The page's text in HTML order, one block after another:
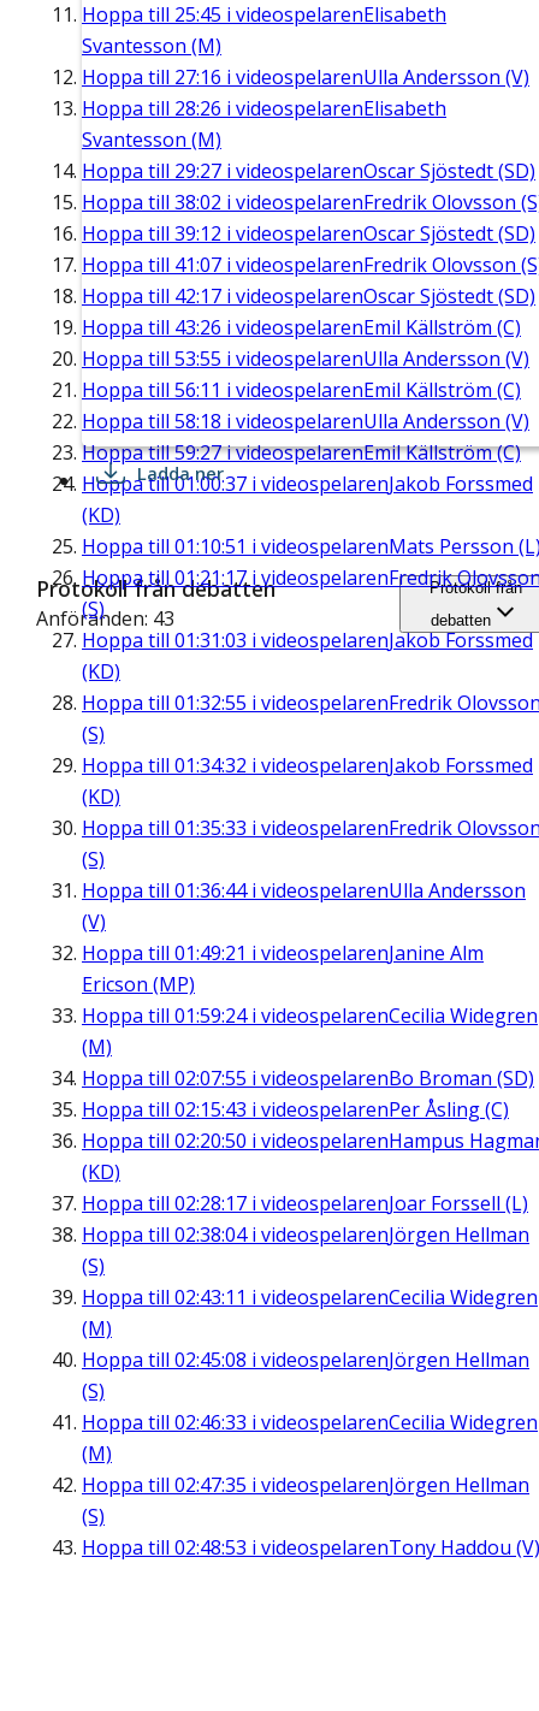
Hoppa till 25:45 i videospelarenElisabeth
Svantesson (M)
Hoppa till 27:16 i videospelarenUlla Andersson (V)
Hoppa till 28:26 i videospelarenElisabeth
Svantesson (M)
Hoppa till 29:27 i videospelarenOscar Sjöstedt (SD)
Hoppa till 38:02 i videospelarenFredrik Olovsson
Hoppa till 39:12 i videospelarenOscar Sjöstedt (SD)
Hoppa till 41:07 i videospelarenFredrik Olovsson
Hoppa till 42:17 i videospelarenOscar Sjöstedt (SD)
Hoppa till 43:26 i videospelarenEmil Källström (C)
Hoppa till 53:55 i videospelarenUlla Andersson (V)
Hoppa till 56:11 i videospelarenEmil Källström (C)
Hoppa till 58:18 i videospelarenUlla Andersson (V)
Hoppa till59:27i videospelarenEmil Källström (C)
Hoppa till01:00:37 i videospelarenJakob Forssmed
(KD)
Hoppa till 01:10:51 i videospelarenMats Persson
Hoppa till 01:21:17 i videospelarenFredrik
(S)
Hoppa till 01:31:03 i videospelarenJakob Forssmed
(KD)
Hoppa till 01:32:55 i videospelarenFredrik
(S)
Hoppa till 01:34:32 i videospelarenJakob Forssmed
(KD)
Hoppa till 01:35:33 i videospelarenFredrik
(S)
Hoppa till 01:36:44i videospelarenUlla Andersson
(V)
Hoppa till 01:49:21 i videospelarenJanine Alm
Ericson (MP)
Hoppa till 01:59:24i videospelarenCecilia Widegren
(M)
Hoppa till 02:07:55 i videospelarenBo Broman (SD)
Hoppa till 02:15:43 i videospelarenPer Åsling (C)
Hoppa till 02:20:50 i videospelarenHampus
(KD)
Hoppa till 02:28:17 i videospelarenJoar Forssell (L)
Hoppa till 02:38:04i videospelarenJörgen Hellman
(S)
Hoppa till 02:43:11 i videospelarenCecilia Widegren
(M)
Hoppa till 02:45:08 i videospelarenJörgen Hellman
(S)
Hoppa till 02:46:33 i videospelarenCecilia Widegren
(M)
Hoppa till 02:47:35 i videospelarenJörgen Hellman
(S)
Hoppa till 02:48:53 i videospelarenTony Haddou (V)
Ladda ner
Protokoll från debatten
Anföranden: 43
Protokoll från
debatten